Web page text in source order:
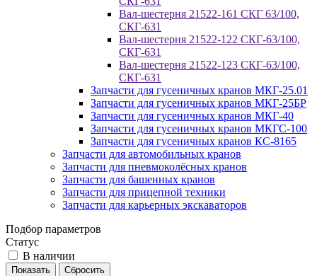
Вал-шестерня 21522-161 СКГ 63/100,
СКГ-631
Вал-шестерня 21522-122 СКГ-63/100,
СКГ-631
Вал-шестерня 21522-123 СКГ-63/100,
СКГ-631
Запчасти для гусеничных кранов МКГ-25.01
Запчасти для гусеничных кранов МКГ-25БР
Запчасти для гусеничных кранов МКГ-40
Запчасти для гусеничных кранов МКГС-100
Запчасти для гусеничных кранов КС-8165
Запчасти для автомобильных кранов
Запчасти для пневмоколёсных кранов
Запчасти для башенных кранов
Запчасти для прицепной техники
Запчасти для карьерных экскаваторов
Подбор параметров
Статус
В наличии